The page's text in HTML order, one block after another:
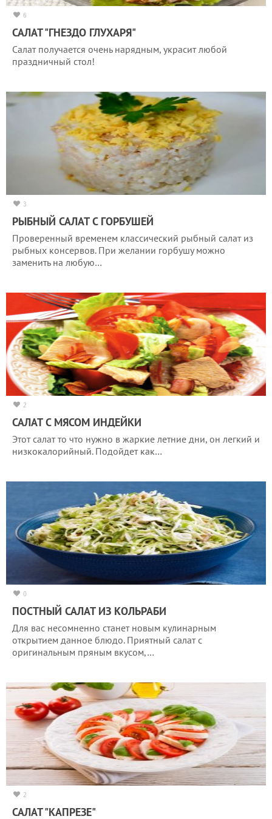
6
САЛАТ "ГНЕЗДО ГЛУХАРЯ"
Салат получается очень нарядным, украсит любой
праздничный стол!
3
РЫБНЫЙ САЛАТ С ГОРБУШЕЙ
Проверенный временем классический рыбный салат из
рыбных консервов. При желании горбушу можно
заменить на любую…
2
САЛАТ С МЯСОМ ИНДЕЙКИ
Этот салат то что нужно в жаркие летние дни, он легкий и
низкокалорийный. Подойдет как…
0
ПОСТНЫЙ САЛАТ ИЗ КОЛЬРАБИ
Для вас несомненно станет новым кулинарным
открытием данное блюдо. Приятный салат с
оригинальным пряным вкусом,…
2
САЛАТ "КАПРЕЗЕ"